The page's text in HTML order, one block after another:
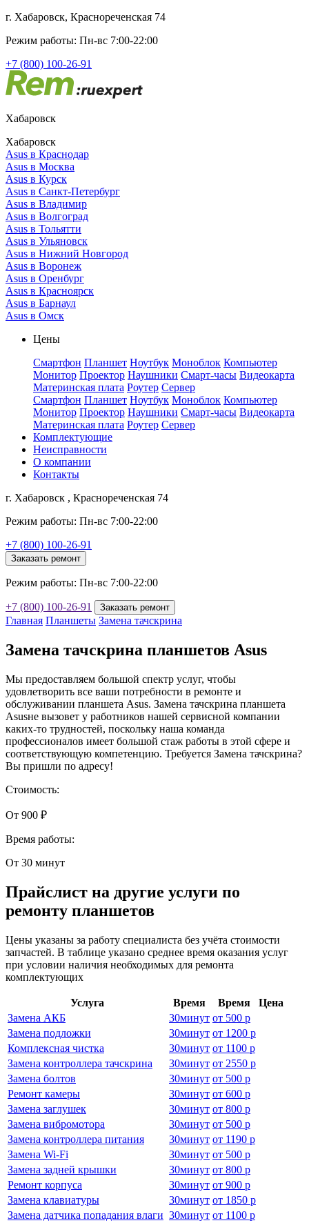
г. Хабаровск, Краснореченская 74
Режим работы: Пн-вс 7:00-22:00
+7 (800) 100-26-91
Хабаровск
Хабаровск
Asus в Краснодар
Asus в Москва
Asus в Курск
Asus в Санкт-Петербург
Asus в Владимир
Asus в Волгоград
Asus в Тольятти
Asus в Ульяновск
Asus в Нижний Новгород
Asus в Воронеж
Asus в Оренбург
Asus в Красноярск
Asus в Барнаул
Asus в Омск
Цены
Смартфон Планшет Ноутбук Моноблок Компьютер
Монитор Проектор Наушники Смарт-часы Видеокарта
Материнская плата Роутер Сервер
Смартфон Планшет Ноутбук Моноблок Компьютер
Монитор Проектор Наушники Смарт-часы Видеокарта
Материнская плата Роутер Сервер
Комплектующие
Неисправности
О компании
Контакты
г. Хабаровск , Краснореченская 74
Режим работы: Пн-вс 7:00-22:00
+7 (800) 100-26-91
Заказать ремонт
Режим работы: Пн-вс 7:00-22:00
+7 (800) 100-26-91 Заказать ремонт
Главная Планшеты Замена тачскрина
Замена тачскрина планшетов Asus
Мы предоставляем большой спектр услуг, чтобы
удовлетворить все ваши потребности в ремонте и
обслуживании планшета Asus. Замена тачскрина планшета
Asusне вызовет у работников нашей сервисной компании
каких-то трудностей, поскольку наша команда
профессионалов имеет большой стаж работы в этой сфере и
соответствующую компетенцию. Требуется Замена тачскрина?
Вы пришли по адресу!
Стоимость:
От 900 ₽
Время работы:
От 30 минут
Прайслист на другие услуги по
ремонту планшетов
Цены указаны за работу специалиста без учёта стоимости
запчастей. В таблице указано среднее время оказания услуг
при условии наличия необходимых для ремонта
комплектующих
Услуга Время Время
Цена
Замена АКБ
30минут от 500 р
Замена подложки
30минут от 1200 р
Комплексная чистка
30минут от 1100 р
Замена контроллера тачскрина
30минут от 2550 р
Замена болтов
30минут от 500 р
Ремонт камеры
30минут от 600 р
Замена заглушек
30минут от 800 р
Замена вибромотора
30минут от 500 р
Замена контроллера питания
30минут от 1190 р
Замена Wi-Fi
30минут от 500 р
Замена задней крышки
30минут от 800 р
Ремонт корпуса
30минут от 900 р
Замена клавиатуры
30минут от 1850 р
Замена датчика попадания влаги 30минут от 1100 р